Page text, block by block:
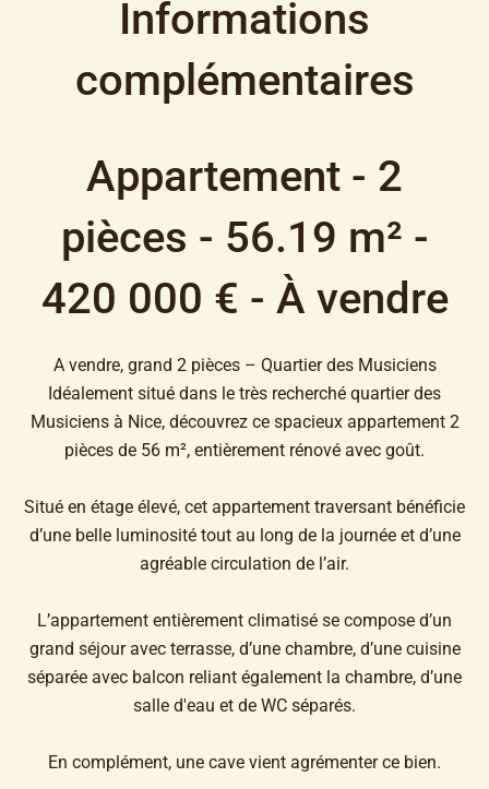
Informations
complémentaires
Appartement - 2
pièces - 56.19 m² -
420 000 € - À vendre
A vendre, grand 2 pièces – Quartier des Musiciens
Idéalement situé dans le très recherché quartier des
Musiciens à Nice, découvrez ce spacieux appartement 2
pièces de 56 m², entièrement rénové avec goût.
Situé en étage élevé, cet appartement traversant bénéficie
d’une belle luminosité tout au long de la journée et d’une
agréable circulation de l’air.
L’appartement entièrement climatisé se compose d’un
grand séjour avec terrasse, d’une chambre, d’une cuisine
séparée avec balcon reliant également la chambre, d’une
salle d'eau et de WC séparés.
En complément, une cave vient agrémenter ce bien.